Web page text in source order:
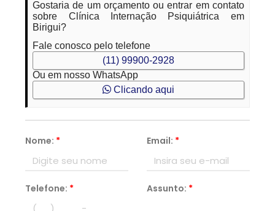
Gostaria de um orçamento ou entrar em contato
sobre Clínica Internação Psiquiátrica em
Birigui?
Fale conosco pelo telefone
(11) 99900-2928
Ou em nosso WhatsApp
Clicando aqui
Nome: * Email: *
Telefone: * Assunto: *